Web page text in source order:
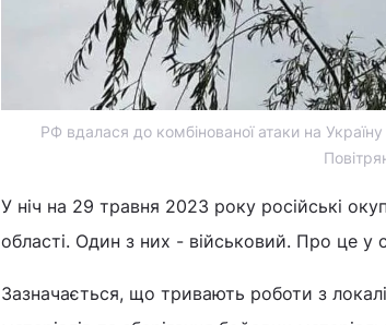
РФ вдалася до комбінованої атаки на
У ніч на 29 травня 2023 року російські
області. Один з них - військовий. Про це у
Зазначається, що тривають роботи з